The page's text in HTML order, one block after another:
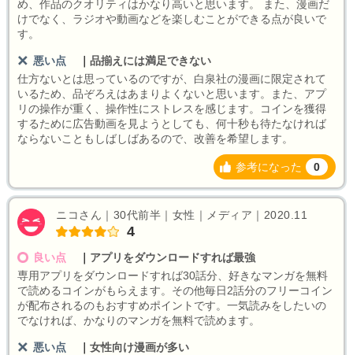
め、作品のクオリティはかなり高いと思います。 また、漫画だ
けでなく、ラジオや動画などを楽しむことができる点が良いで
す。
悪い点
品揃えには満足できない
仕方ないとは思っているのですが、白泉社の漫画に限定されて
いるため、品ぞろえはあまりよくないと思います。また、アプ
リの操作が重く、操作性にストレスを感じます。コインを獲得
するために広告動画を見ようとしても、何十秒も待たなければ
ならないこともしばしばあるので、改善を希望します。
参考になった 0
ニコさん｜30代前半｜女性｜メディア｜2020.11
4
良い点
アプリをダウンロードすれば最強
専用アプリをダウンロードすれば30話分、好きなマンガを無料
で読めるコインがもらえます。その他毎日2話分のフリーコイン
が配布されるのもおすすめポイントです。一気読みをしたいの
でなければ、かなりのマンガを無料で読めます。
悪い点
女性向け漫画が多い